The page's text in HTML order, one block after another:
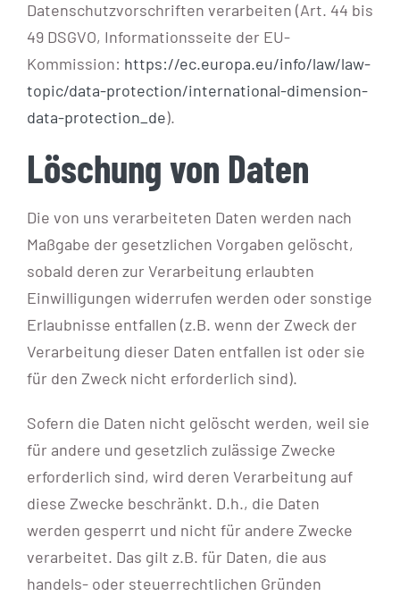
Datenschutzvorschriften verarbeiten (Art. 44 bis
49 DSGVO, Informationsseite der EU-
Kommission: https://ec.europa.eu/info/law/law-
topic/data-protection/international-dimension-
data-protection_de).
Löschung von Daten
Die von uns verarbeiteten Daten werden nach
Maßgabe der gesetzlichen Vorgaben gelöscht,
sobald deren zur Verarbeitung erlaubten
Einwilligungen widerrufen werden oder sonstige
Erlaubnisse entfallen (z.B. wenn der Zweck der
Verarbeitung dieser Daten entfallen ist oder sie
für den Zweck nicht erforderlich sind).
Sofern die Daten nicht gelöscht werden, weil sie
für andere und gesetzlich zulässige Zwecke
erforderlich sind, wird deren Verarbeitung auf
diese Zwecke beschränkt. D.h., die Daten
werden gesperrt und nicht für andere Zwecke
verarbeitet. Das gilt z.B. für Daten, die aus
handels- oder steuerrechtlichen Gründen